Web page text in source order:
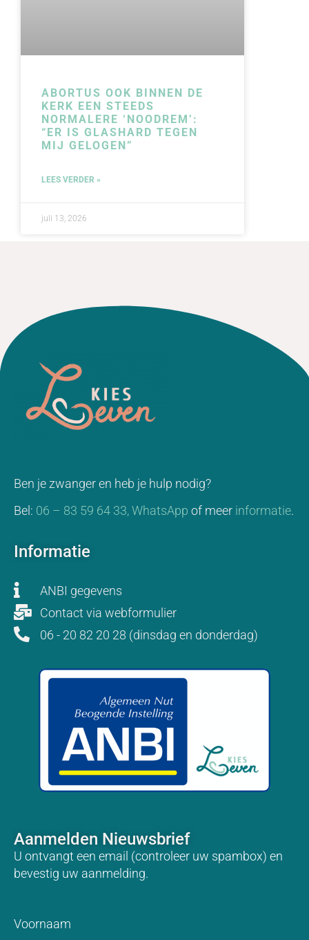
ABORTUS OOK BINNEN DE
KERK EEN STEEDS
NORMALERE ‘NOODREM’:
“ER IS GLASHARD TEGEN
MIJ GELOGEN”
LEES VERDER »
juli 13, 2026
Ben je zwanger en heb je hulp nodig?
Bel: 06 – 83 59 64 33,WhatsApp of meer informatie.
Informatie
ANBI gegevens
Contact via webformulier
06 - 20 82 20 28 (dinsdag en donderdag)
Aanmelden Nieuwsbrief
U ontvangt een email (controleer uw spambox) en
bevestig uw aanmelding.
Voornaam